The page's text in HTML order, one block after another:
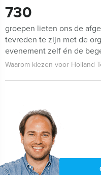
730
groepen lieten ons de
tevreden te zijn met de
evenement zelf én de
Waarom kiezen voor Holland